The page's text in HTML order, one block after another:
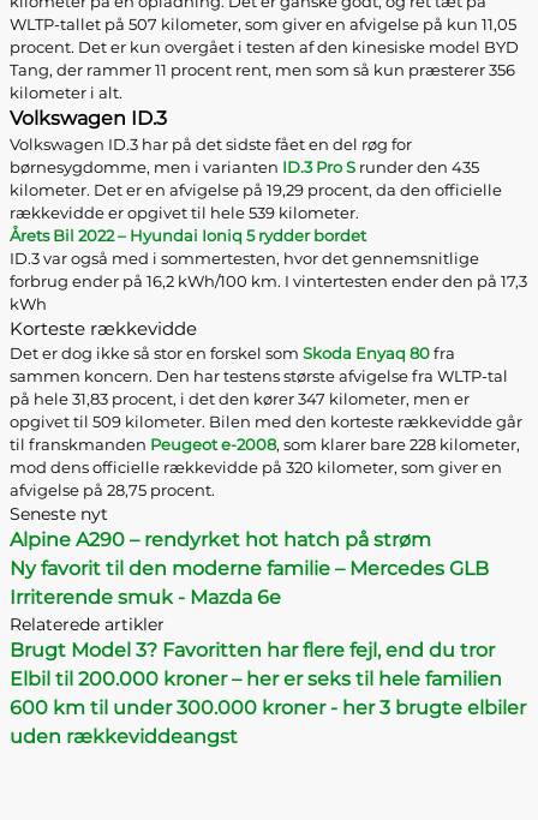
WLTP-tallet på 507 kilometer, som giver en afvigelse på kun 11,05
procent. Det er kun overgået i testen af den kinesiske model BYD
Tang, der rammer 11 procent rent, men som så kun præsterer 356
kilometer i alt.
Volkswagen ID.3
Volkswagen ID.3 har på det sidste fået en del røg for
børnesygdomme, men i varianten ID.3 Pro S runder den 435
kilometer. Det er en afvigelse på 19,29 procent, da den officielle
rækkevidde er opgivet til hele 539 kilometer.
Årets Bil 2022 – Hyundai Ioniq 5 rydder bordet
ID.3 var også med i sommertesten, hvor det gennemsnitlige
forbrug ender på 16,2 kWh/100 km. I vintertesten ender den på 17,3
kWh
Korteste rækkevidde
Det er dog ikke så stor en forskel som Skoda Enyaq 80fra
sammen koncern. Den har testens største afvigelse fra WLTP-tal
på hele 31,83 procent, i det den kører 347 kilometer, men er
opgivet til 509 kilometer. Bilen med den korteste rækkevidde går
til franskmanden Peugeot e-2008, som klarer bare 228 kilometer,
mod dens officielle rækkevidde på 320 kilometer, som giver en
afvigelse på 28,75 procent.
Seneste nyt
Alpine A290 – rendyrket hot hatch på strøm
Ny favorit til den moderne familie – Mercedes GLB
Irriterende smuk - Mazda 6e
Relaterede artikler
Brugt Model 3? Favoritten har flere fejl, end du tror
Elbil til 200.000 kroner – her er seks til hele familien
600 km til under 300.000 kroner - her 3 brugte elbiler
uden rækkeviddeangst